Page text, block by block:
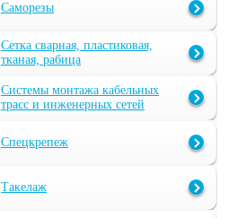
Саморезы
Сетка сварная, пластиковая,
тканая, рабица
Системы монтажа кабельных
трасс и инженерных сетей
Спецкрепеж
Такелаж